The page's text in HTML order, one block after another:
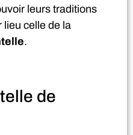
leurs traditions
lieu celle de la
.
de